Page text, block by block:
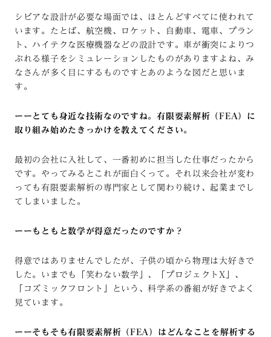
シビアな設計が必要な場面では、ほとんどすべてに使われて
います。たとば、航空機、ロケット、自動車、電車、プラン
ト、ハイテクな医療機器などの設計です。車が衝突によりつ
ぶれる様子をシミュレーションしたものがありますよね、み
なさんが多く目にするものですとあのような図だと思いま
す。
ーーとても身近な技術なのですね。有限要素解析（FEA）に
取り組み始めたきっかけを教えてください。
最初の会社に入社して、一番初めに担当した仕事だったから
です。やってみるとこれが面白くって。それ以来会社が変わ
っても有限要素解析の専門家として関わり続け、起業までし
てしまいました。
ーーもともと数学が得意だったのですか？
得意ではありませんでしたが、子供の頃から物理は大好きで
した。いまでも「笑わない数学」、「プロジェクトX」、
「コズミックフロント」という、科学系の番組が好きでよく
見ています。
ーーそもそも有限要素解析（FEA）はどんなことを解析する